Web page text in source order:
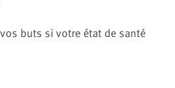
buts si votre état de santé